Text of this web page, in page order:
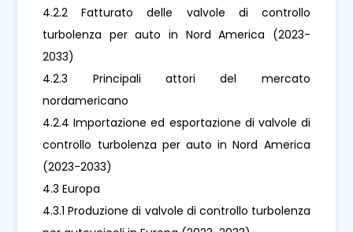
4.2.2 Fatturato delle valvole di controllo
turbolenza per auto in Nord America (2023-
2033)
4.2.3 Principali attori del mercato
nordamericano
4.2.4 Importazione ed esportazione di valvole di
controllo turbolenza per auto in Nord America
(2023-2033)
4.3 Europa
4.3.1 Produzione di valvole di controllo turbolenza